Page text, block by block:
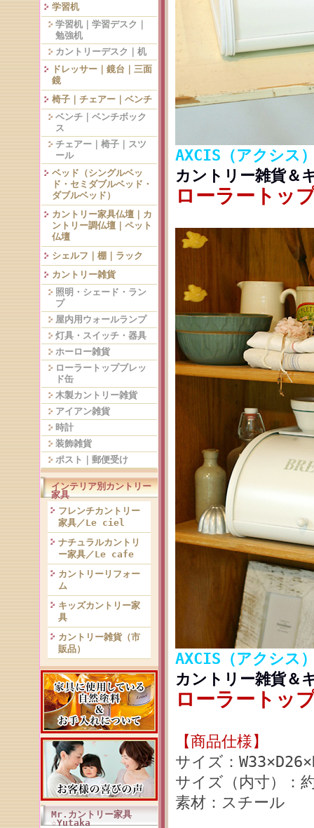
学習机
学習机｜学習デスク｜
勉強机
カントリーデスク｜机
ドレッサー｜鏡台｜三面
鏡
椅子｜チェアー｜ベンチ
ベンチ｜ベンチボック
ス
チェアー｜椅子｜スツ
ール
ベッド（シングルベッ
ド・セミダブルベッド・
ダブルベッド）
カントリー家具仏壇｜カ
ントリー調仏壇｜ペット
仏壇
シェルフ｜棚｜ラック
カントリー雑貨
照明・シェード・ラン
プ
屋内用ウォールランプ
灯具・スイッチ・器具
ホーロー雑貨
ローラートップブレッ
ド缶
木製カントリー雑貨
アイアン雑貨
時計
装飾雑貨
ポスト｜郵便受け
インテリア別カントリー
家具
フレンチカントリー
家具／Le ciel
ナチュラルカントリ
ー家具／Le cafe
カントリーリフォー
ム
キッズカントリー家
具
カントリー雑貨（市
販品）
Mr.カントリー家具
☆Yutaka
AXCIS（アクシス
カントリー雑貨＆
ローラートッ
AXCIS（アクシス
カントリー雑貨＆
ローラートッ
【商品仕様】
サイズ：
サイズ（内寸）：
素材：スチール